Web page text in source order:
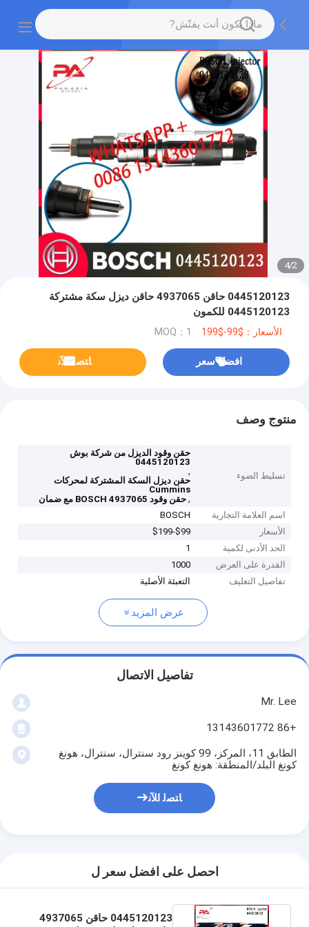
2
/
4
0445120123 حاقن 4937065 حاقن ديزل سكة مشتركة
0445120123 للكمون
الأسعار：$99-$199 MOQ：1
افضل سعر ﺎﺘﺼﻟ ﺍﻶﻧ
منتوج وصف
تسليط الضوء
حقن وقود الديزل من شركة بوش
0445120123
,
حقن ديزل السكة المشتركة لمحركات
Cummins
,حقن وقود BOSCH 4937065 مع ضمان
اسم العلامة التجارية
BOSCH
الأسعار
$99-$199
الحد الأدنى لكمية
1
القدرة على العرض
1000
تفاصيل التغليف
التعبئة الأصلية
عرض المزيد
تفاصيل الاتصال
Mr. Lee
+86 13143601772
الطابق 11، المركز، 99 كوينز رود سنترال، سنترال، هونغ
كونغ البلد/المنطقة: هونغ كونغ
ﺎﺘﺼﻟ ﺍﻶﻧ
احصل على افضل سعر ل
0445120123 حاقن 4937065